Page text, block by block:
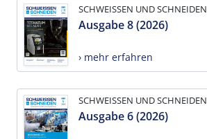
SCHWEISSEN UND SCHNEIDEN
Ausgabe 8 (2026)
› mehr erfahren
SCHWEISSEN UND SCHNEIDEN
Ausgabe 6 (2026)